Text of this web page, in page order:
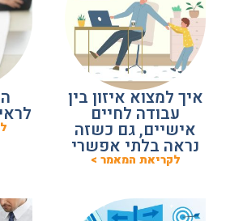
איך למצוא איזון בין
עבודה לחיים
אישיים, גם כשזה
נראה בלתי אפשרי
לקריאת המאמר >